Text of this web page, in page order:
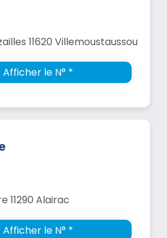
11620 Villemoustaussou
le N° *
11290 Alairac
le N° *